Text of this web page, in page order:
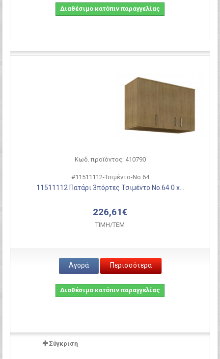
Διαθέσιμο κατόπιν παραγγελίας
Κωδ. προϊόντος: 410790
#11511112-Τσιμέντο-Νο.64
11511112 Πατάρι 3πόρτες Τσιμέντο Νο.64 0 x...
226,61€
ΤΙΜH/ΤΕΜ
Αγορά Περισσότερα
Διαθέσιμο κατόπιν παραγγελίας
Σύγκριση